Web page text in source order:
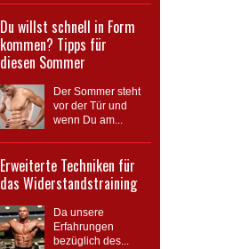
Du willst schnell in Form
kommen? Tipps für
diesen Sommer
Der Sommer steht
vor der Tür und
wenn Du am...
Erweiterte Techniken für
das Widerstandstraining
Da unsere
Erfahrungen
bezüglich des...